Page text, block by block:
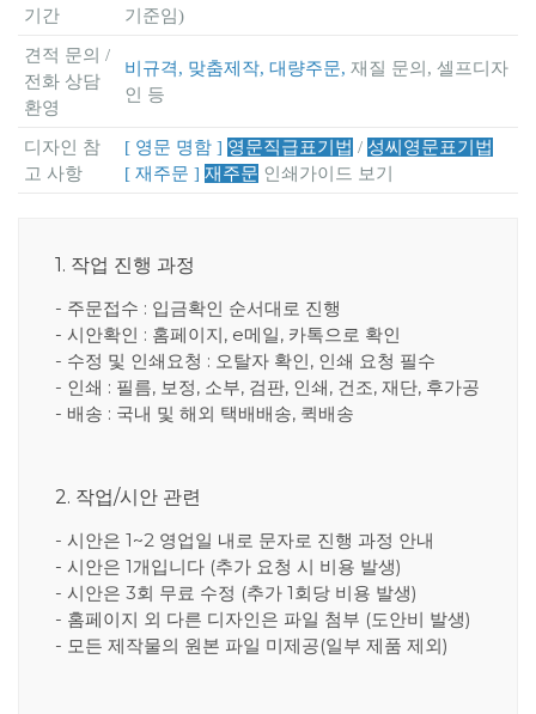
기간
기준임)
견적 문의 /
전화 상담
환영
비규격, 맞춤제작, 대량주문, 재질 문의, 셀프디자
인 등
디자인 참
고 사항
[ 영문 명함 ] 영문직급표기법 / 성씨영문표기법
[ 재주문 ] 재주문 인쇄가이드 보기
1. 작업 진행 과정
- 주문접수 : 입금확인 순서대로 진행
- 시안확인 : 홈페이지, e메일, 카톡으로 확인
- 수정 및 인쇄요청 : 오탈자 확인, 인쇄 요청 필수
- 인쇄 : 필름, 보정, 소부, 검판, 인쇄, 건조, 재단, 후가공
- 배송 : 국내 및 해외 택배배송, 퀵배송
2. 작업/시안 관련
- 시안은 1~2 영업일 내로 문자로 진행 과정 안내
- 시안은 1개입니다 (추가 요청 시 비용 발생)
- 시안은 3회 무료 수정 (추가 1회당 비용 발생)
- 홈페이지 외 다른 디자인은 파일 첨부 (도안비 발생)
- 모든 제작물의 원본 파일 미제공(일부 제품 제외)